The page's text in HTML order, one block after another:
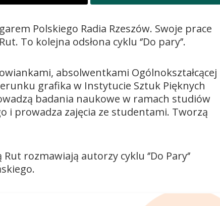
Polskiego Radia Rzeszów. Swoje prace
To kolejna odsłona cyklu ‘’Do pary’’.
absolwentkami Ogólnokształcącej
grafika w Instytucie Sztuk Pięknych
badania naukowe w ramach studiów
i prowadza zajęcia ze studentami. Tworzą
rozmawiają autorzy cyklu ‘’Do Pary‘’